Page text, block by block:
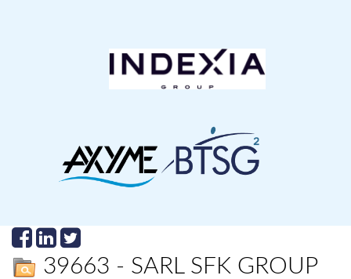
39663 - SARL SFK GROUP